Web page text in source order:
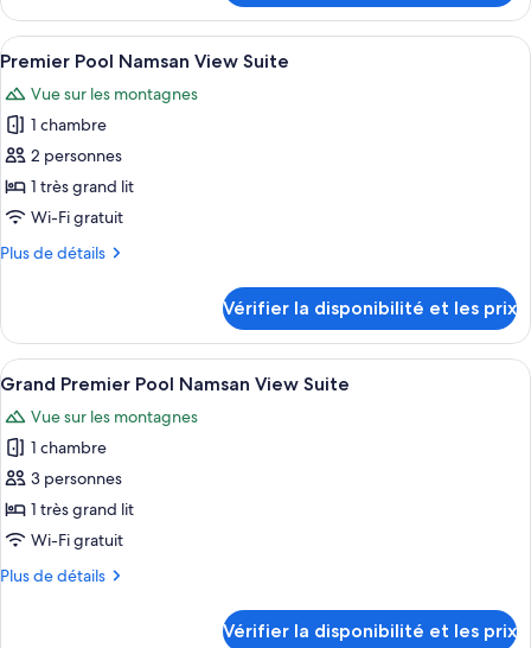
Namsan
View
le
type
de
Premier
Pool
Namsan
View
Afficher
toutes
les
photos
pour
ce
type
chambre :
Namsan
View
Suite
Une salle de spa moderne avec un
4
Premier Pool Namsan View Suite
Vue sur les montagnes
1 chambre
2 personnes
1 très grand lit
Wi-Fi gratuit
Plus de détails
Plus
le
type
de
Premier
Pool
Namsan
View
Suite
Vérifier la disponibilité et les prix
Afficher
toutes
les
photos
pour
ce
type
chambre :
Une chambre d’hôtel moderne
6
Grand Premier Pool Namsan View Suite
Vue sur les montagnes
1 chambre
3 personnes
1 très grand lit
Wi-Fi gratuit
Plus de détails
Plus
Vérifier la disponibilité et les prix